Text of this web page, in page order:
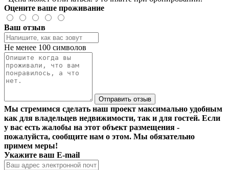
Оцените ваше проживание
Ваш отзыв
Не менее 100 символов
Отправить отзыв
Мы стремимся сделать наш проект максимально удобным
как для владельцев недвижимости, так и для гостей. Если
у вас есть жалобы на этот объект размещения -
пожалуйста, сообщите нам о этом. Мы обязательно
примем меры!
Укажите ваш E-mail